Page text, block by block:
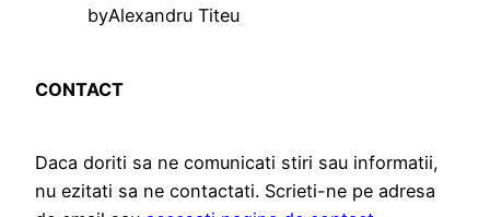
byAlexandru Titeu
CONTACT
Daca doriti sa ne comunicati stiri sau informatii,
nu ezitati sa ne contactati. Scrieti-ne pe adresa